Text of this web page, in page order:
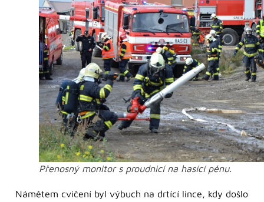
Přenosný monitor s proudnicí na hasící pěnu.
Námětem cvičení byl výbuch na drtící lince, kdy došlo